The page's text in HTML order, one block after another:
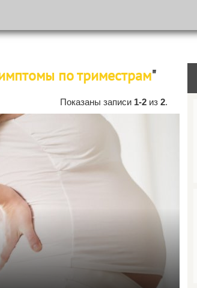
по триместрам"
Показаны записи 1-2из 2.